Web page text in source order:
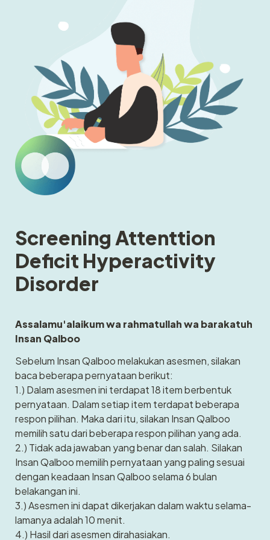
Screening Attenttion
Deficit Hyperactivity
Disorder
Assalamu'alaikum wa rahmatullah wa barakatuh
Insan Qalboo
Sebelum Insan Qalboo melakukan asesmen, silakan
baca beberapa pernyataan berikut:
1.) Dalam asesmen ini terdapat 18 item berbentuk
pernyataan. Dalam setiap item terdapat beberapa
respon pilihan. Maka dari itu, silakan Insan Qalboo
memilih satu dari beberapa respon pilihan yang ada.
2.) Tidak ada jawaban yang benar dan salah. Silakan
Insan Qalboo memilih pernyataan yang paling sesuai
dengan keadaan Insan Qalboo selama 6 bulan
belakangan ini.
3.) Asesmen ini dapat dikerjakan dalam waktu selama-
lamanya adalah 10 menit.
4.) Hasil dari asesmen dirahasiakan.